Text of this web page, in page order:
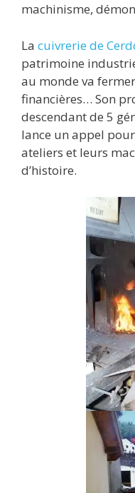
machinisme,
La cuivrerie de
patrimoine
au monde va
financières… Son
descendant de 5
lance un appel
ateliers et leurs
d’histoire.